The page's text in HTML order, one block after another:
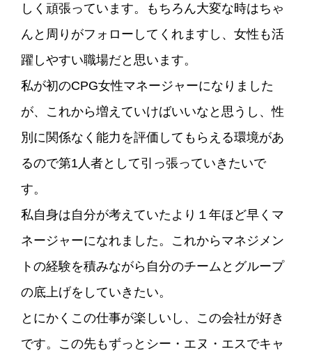
しく頑張っています。もちろん大変な時はちゃ
んと周りがフォローしてくれますし、女性も活
躍しやすい職場だと思います。
私が初のCPG女性マネージャーになりました
が、これから増えていけばいいなと思うし、性
別に関係なく能力を評価してもらえる環境があ
るので第1人者として引っ張っていきたいで
す。
私自身は自分が考えていたより１年ほど早くマ
ネージャーになれました。これからマネジメン
トの経験を積みながら自分のチームとグループ
の底上げをしていきたい。
とにかくこの仕事が楽しいし、この会社が好き
です。この先もずっとシー・エヌ・エスでキャ